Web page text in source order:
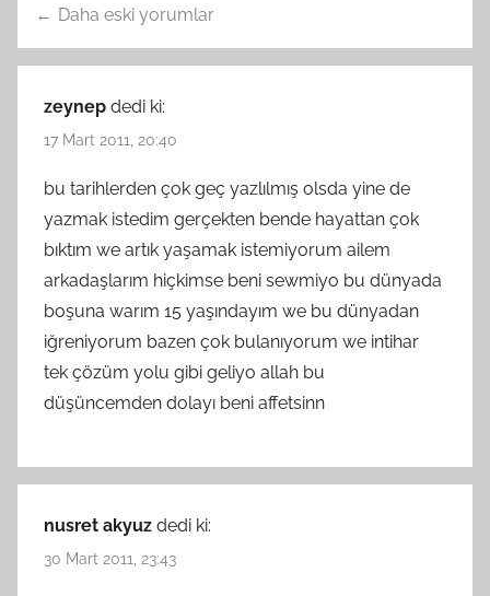
Yorum
gezinmesi
Daha eski yorumlar
zeynep dedi ki:
17 Mart 2011, 20:40
bu tarihlerden çok geç yazlılmış olsda yine de
yazmak istedim gerçekten bende hayattan çok
bıktım we artık yaşamak istemiyorum ailem
arkadaşlarım hiçkimse beni sewmiyo bu dünyada
boşuna warım 15 yaşındayım we bu dünyadan
iğreniyorum bazen çok bulanıyorum we intihar
tek çözüm yolu gibi geliyo allah bu
düşüncemden dolayı beni affetsinn
nusret akyuz dedi ki:
30 Mart 2011, 23:43